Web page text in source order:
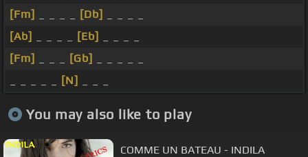
[Fm]
[Db]
[Ab]
[Eb]
[Fm]
[Gb]
[N]
You may also like to play
COMME UN BATEAU - INDILA